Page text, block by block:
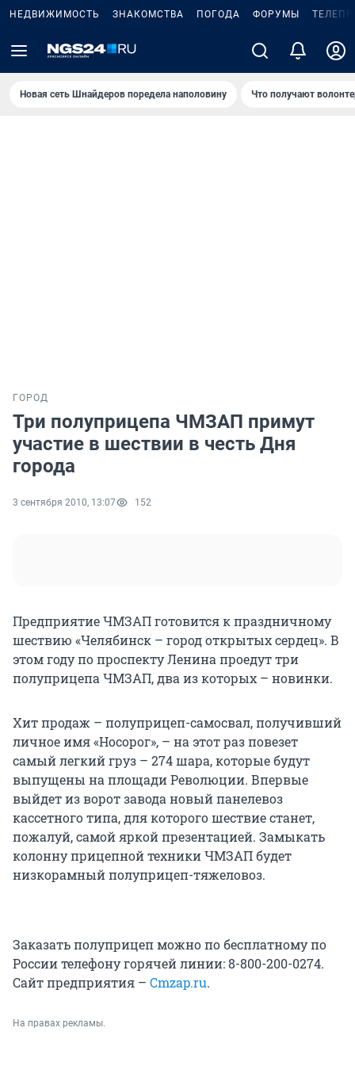
НЕДВИЖИМОСТЬ ЗНАКОМСТВА ПОГОДА ФОРУМЫ
Новая сеть Шнайдеров поредела наполовину Что получают
ГОРОД
Три полуприцепа ЧМЗАП примут
участие в шествии в честь Дня
города
3 сентября 2010, 13:07 152
Предприятие ЧМЗАП готовится к праздничному
шествию «Челябинск – город открытых сердец». В
этом году по проспекту Ленина проедут три
полуприцепа ЧМЗАП, два из которых – новинки.
Хит продаж – полуприцеп-самосвал, получивший
личное имя «Носорог», – на этот раз повезет
самый легкий груз – 274 шара, которые будут
выпущены на площади Революции. Впервые
выйдет из ворот завода новый панелевоз
кассетного типа, для которого шествие станет,
пожалуй, самой яркой презентацией. Замыкать
колонну прицепной техники ЧМЗАП будет
низкорамный полуприцеп-тяжеловоз.
Заказать полуприцеп можно по бесплатному по
России телефону горячей линии: 8-800-200-0274.
Сайт предприятия – Cmzap.ru.
На правах рекламы.